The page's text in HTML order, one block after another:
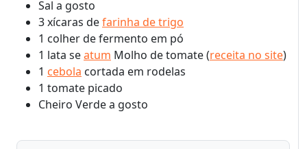
Sal a gosto
3 xícaras defarinha de trigo
1 colher de fermento em pó
1 lata seatum Molho de tomate (receita no site)
1 cebola cortada em rodelas
1 tomate picado
Cheiro Verde a gosto